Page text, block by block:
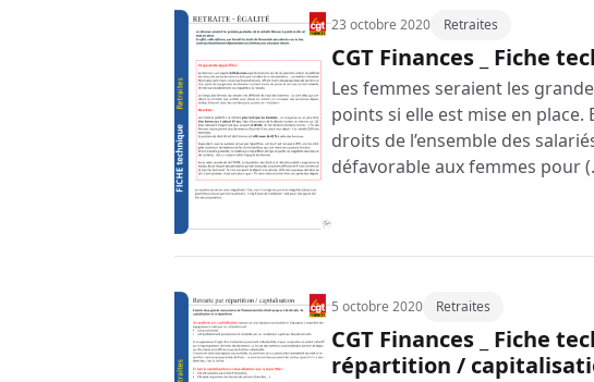
23 octobre 2020 Retraites
CGT Finances _ Fiche
Les femmes seraient les
points si elle est mise en
droits de l’ensemble des
défavorable aux femmes pour
5 octobre 2020 Retraites
CGT Finances _ Fiche
répartition /